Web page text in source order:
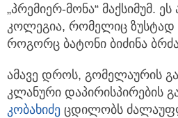
„პრემიერ-მონა“ მაქსიმუმ.
კოლეგია, რომელიც ზუსტად
როგორც ბატონი ბიძინა
ამავე დროს, გომელაურის
კლანური დაპირისპირების
კობახიძე ცდილობს